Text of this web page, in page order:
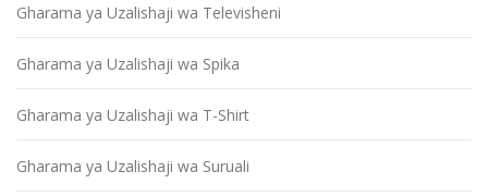
Gharama ya Uzalishaji wa Televisheni
Gharama ya Uzalishaji wa Spika
Gharama ya Uzalishaji wa T-Shirt
Gharama ya Uzalishaji wa Suruali